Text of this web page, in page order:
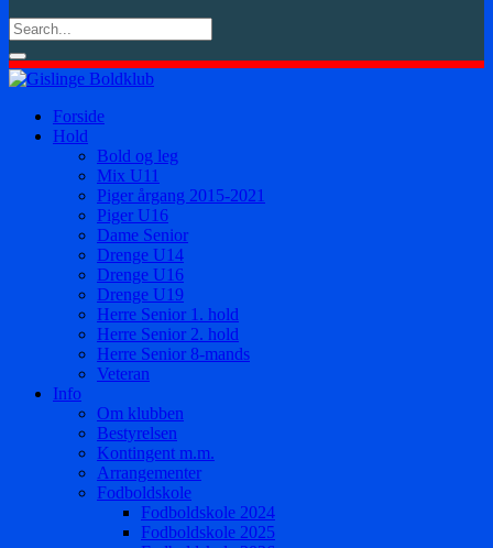
Forside
Hold
Bold og leg
Mix U11
Piger årgang 2015-2021
Piger U16
Dame Senior
Drenge U14
Drenge U16
Drenge U19
Herre Senior 1. hold
Herre Senior 2. hold
Herre Senior 8-mands
Veteran
Info
Om klubben
Bestyrelsen
Kontingent m.m.
Arrangementer
Fodboldskole
Fodboldskole 2024
Fodboldskole 2025